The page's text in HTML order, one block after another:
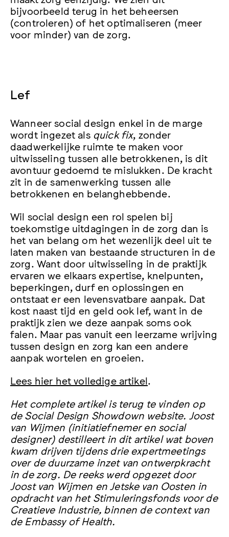
bijvoorbeeld terug in het beheersen
(controleren) of het optimaliseren (meer
voor minder) van de zorg.
Lef
Wanneer social design enkel in de marge
wordt ingezet als quick fix, zonder
daadwerkelijke ruimte te maken voor
uitwisseling tussen alle betrokkenen, is dit
avontuur gedoemd te mislukken. De kracht
zit in de samenwerking tussen alle
betrokkenen en belanghebbende.
Wil social design een rol spelen bij
toekomstige uitdagingen in de zorg dan is
het van belang om het wezenlijk deel uit te
laten maken van bestaande structuren in de
zorg. Want door uitwisseling in de praktijk
ervaren we elkaars expertise, knelpunten,
beperkingen, durf en oplossingen en
ontstaat er een levensvatbare aanpak. Dat
kost naast tijd en geld ook lef, want in de
praktijk zien we deze aanpak soms ook
falen. Maar pas vanuit een leerzame wrijving
tussen design en zorg kan een andere
aanpak wortelen en groeien.
Lees hier het volledige artikel.
Het complete artikel is terug te vinden op
de Social Design Showdown website. Joost
van Wijmen (initiatiefnemer en social
designer) destilleert in dit artikel wat boven
kwam drijven tijdens drie expertmeetings
over de duurzame inzet van ontwerpkracht
in de zorg. De reeks werd opgezet door
Joost van Wijmen en Jetske van Oosten in
opdracht van het Stimuleringsfonds voor de
Creatieve Industrie, binnen de context van
de Embassy of Health.